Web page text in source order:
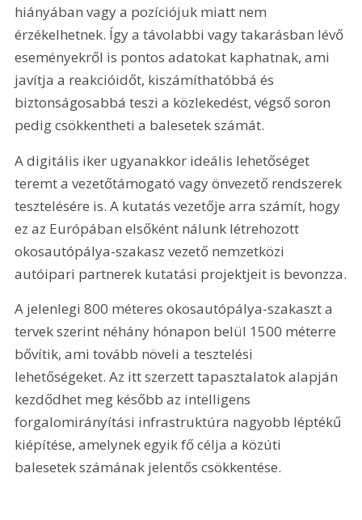
hiányában vagy a pozíciójuk miatt nem
érzékelhetnek. Így a távolabbi vagy takarásban lévő
eseményekről is pontos adatokat kaphatnak, ami
javítja a reakcióidőt, kiszámíthatóbbá és
biztonságosabbá teszi a közlekedést, végső soron
pedig csökkentheti a balesetek számát.
A digitális iker ugyanakkor ideális lehetőséget
teremt a vezetőtámogató vagy önvezető rendszerek
tesztelésére is. A kutatás vezetője arra számít, hogy
ez az Európában elsőként nálunk létrehozott
okosautópálya-szakasz vezető nemzetközi
autóipari partnerek kutatási projektjeit is bevonzza.
A jelenlegi 800 méteres okosautópálya-szakaszt a
tervek szerint néhány hónapon belül 1500 méterre
bővítik, ami tovább növeli a tesztelési
lehetőségeket. Az itt szerzett tapasztalatok alapján
kezdődhet meg később az intelligens
forgalomirányítási infrastruktúra nagyobb léptékű
kiépítése, amelynek egyik fő célja a közúti
balesetek számának jelentős csökkentése.